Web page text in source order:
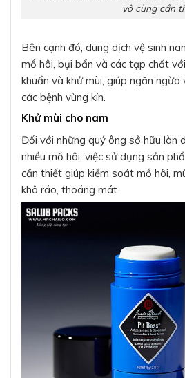
vô cùng cần
Bên cạnh đó, dung dịch vệ sinh
mồ hôi, bụi bẩn và các tạp chất
khuẩn và khử mùi, giúp ngăn
các bệnh vùng kín.
Khử mùi cho nam
Đối với những quý ông sở hữu làn
nhiều mồ hôi, việc sử dụng sản
cần thiết giúp kiểm soát mồ hôi,
khô ráo, thoáng mát.